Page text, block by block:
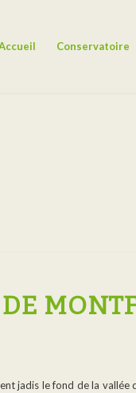
Conservatoire
jadis le fond de la vallée